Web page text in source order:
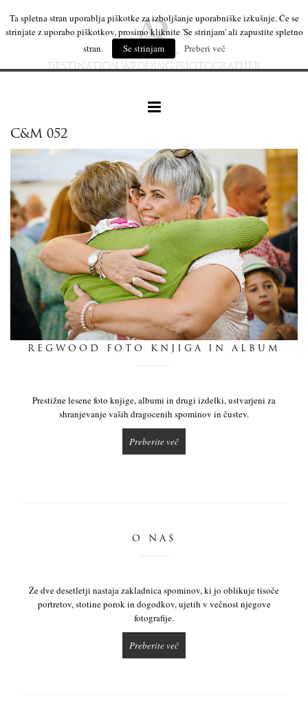
naše delo
leseni izdelki
mi
dnevnik
C&M 052
REGWOOD FOTO KNJIGA IN ALBUM
Prestižne lesene foto knjige, albumi in drugi izdelki, ustvarjeni za
shranjevanje vaših dragocenih spominov in čustev.
Preberite več
O NAS
Že dve desetletji nastaja zakladnica spominov, ki jo oblikuje tisoče
portretov, stotine porok in dogodkov, ujetih v večnost njegove
fotografije.
Preberite več
Ta spletna stran uporablja piškotke za izboljšanje uporabniške izkušnje. Če se
strinjate z uporabo piškotkov, prosimo kliknite 'Se strinjam' ali zapustite spletno
stran.
Se strinjam Preberi več